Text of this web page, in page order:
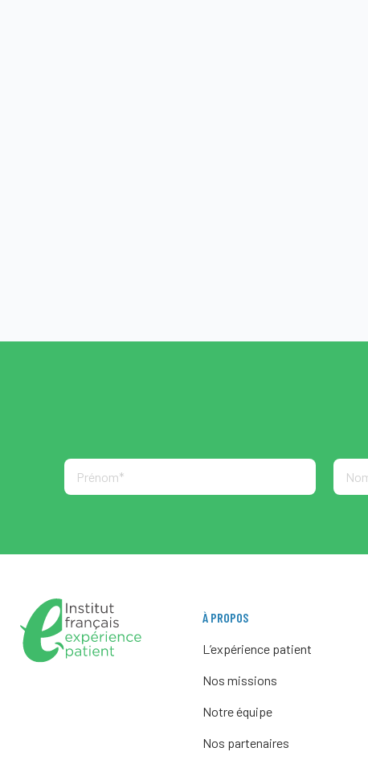
À PROPOS
L’expérience patient
Nos missions
Notre équipe
Nos partenaires